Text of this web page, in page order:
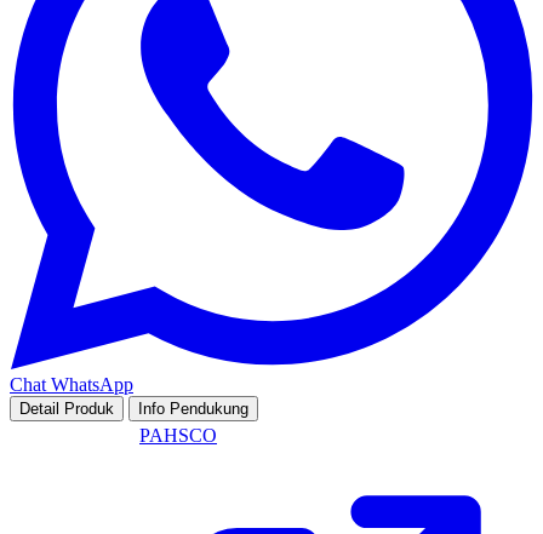
Chat WhatsApp
Detail Produk Info Pendukung
PAHSCO